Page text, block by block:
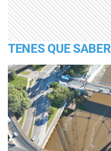
TENES QUE SABER